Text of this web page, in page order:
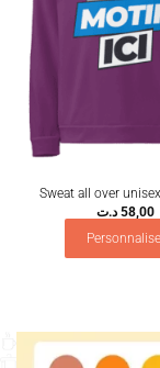
Sweat all over
58,00 د.ت